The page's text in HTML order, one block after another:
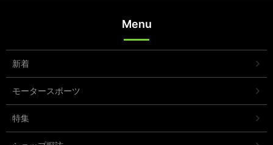
Menu
新着
モータースポーツ
特集